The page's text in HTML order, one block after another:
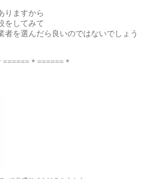
りますから
をしてみて
者を選んだら良いのではないでしょう
＊======＊